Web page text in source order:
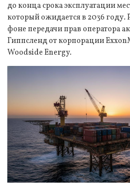
до конца срока эксплуатации
который ожидается в 2036 году.
фоне передачи прав оператора
Гиппсленд от корпорации
Woodside Energy.